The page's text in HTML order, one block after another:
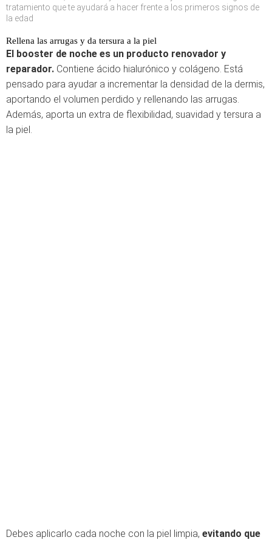
tratamiento que te ayudará a hacer frente a los primeros signos de
la edad
Rellena las arrugas y da tersura a la piel
El booster de noche es un producto renovador y
reparador. Contiene ácido hialurónico y colágeno. Está
pensado para ayudar a incrementar la densidad de la dermis,
aportando el volumen perdido y rellenando las arrugas.
Además, aporta un extra de flexibilidad, suavidad y tersura a
la piel.
Debes aplicarlo cada noche con la piel limpia, evitando que